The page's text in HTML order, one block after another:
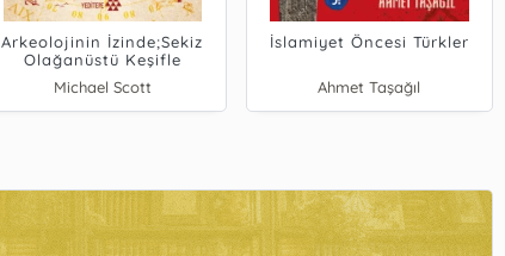
Arkeolojinin İzinde;Sekiz
Olağanüstü Keşifle
Arkeolojinin Öyküsü
Michael Scott
İslamiyet Öncesi Türkler
Ahmet Taşağıl
Pelin Çift